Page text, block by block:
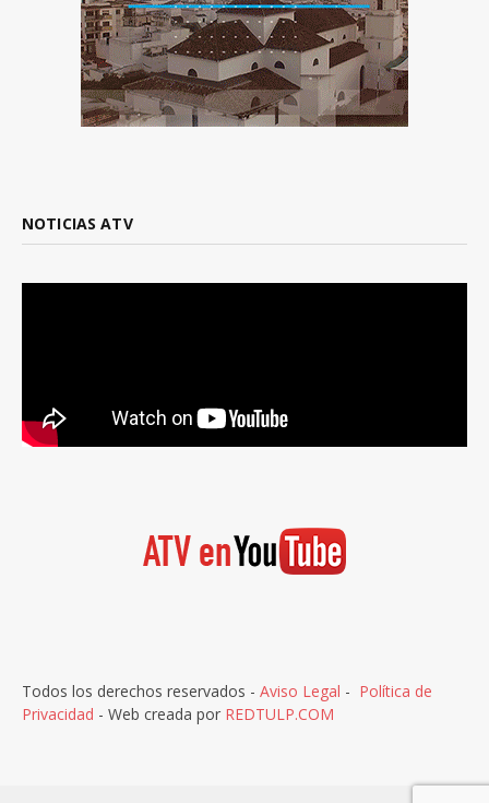
NOTICIAS ATV
Todos los derechos reservados - Aviso Legal - Política de
Privacidad - Web creada por REDTULP.COM